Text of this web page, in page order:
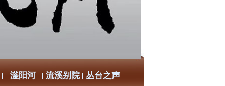
滏阳河 流溪别院 丛台之声